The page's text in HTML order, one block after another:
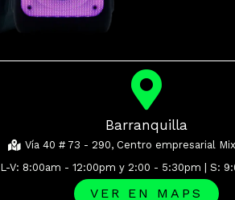
Barranquilla
Vía 40 # 73 - 290, Centro empresarial
L-V: 8:00am - 12:00pm y 2:00 - 5:30pm | S:
VER EN MAPS